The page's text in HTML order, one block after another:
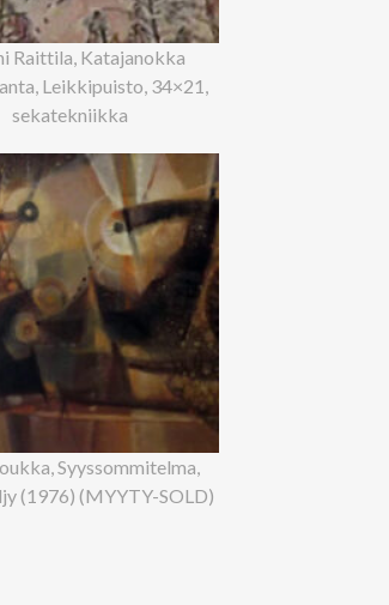
Raittila, Katajanokka
Leikkipuisto, 34×21,
sekatekniikka
Syyssommitelma,
(1976) (MYYTY-SOLD)